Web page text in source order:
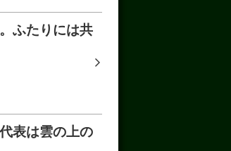
ふたりには共
表は雲の上の